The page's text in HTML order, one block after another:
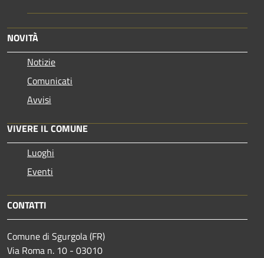
NOVITÀ
Notizie
Comunicati
Avvisi
VIVERE IL COMUNE
Luoghi
Eventi
CONTATTI
Comune di Sgurgola (FR)
Via Roma n. 10 - 03010